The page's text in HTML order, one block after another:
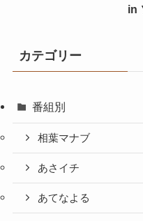
in
カテゴリー
番組別
相葉マナブ
あさイチ
あてなよる